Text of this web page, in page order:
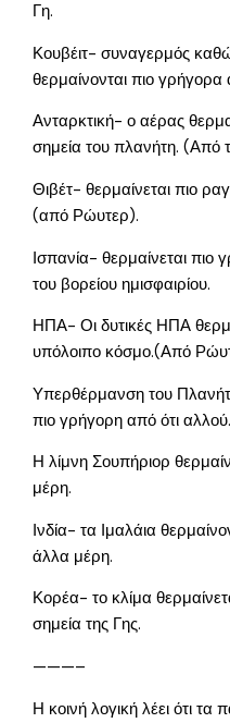
Γη.
Κουβέιτ- συναγερμός
θερμαίνονται πιο
Ανταρκτική- ο αέρας
σημεία του πλανήτη. (Από
Θιβέτ- θερμαίνεται πιο
(από Ρώυτερ).
Ισπανία- θερμαίνεται
του βορείου ημισφαιρίου.
ΗΠΑ- Οι δυτικές ΗΠΑ
υπόλοιπο κόσμο.(Από
Υπερθέρμανση του
πιο γρήγορη από ότι αλλού.
Η λίμνη Σουπήριορ
μέρη.
Ινδία- τα Ιμαλάια
άλλα μέρη.
Κορέα- το κλίμα
σημεία της Γης.
———–
Η κοινή λογική λέει ότι